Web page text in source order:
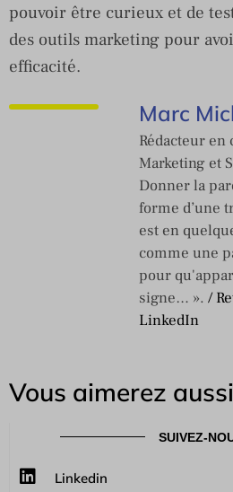
pouvoir être curieux et de
des outils marketing pour
efficacité.
Marc
Rédacteur en
Marketing et
Donner la
forme d’une
est en
comme une
pour
signe… ». /
LinkedIn
Vous aimerez aussi
SUIVEZ-
Linkedin